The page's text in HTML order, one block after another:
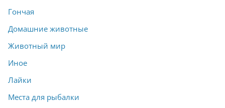
Гончая
Домашние животные
Животный мир
Иное
Лайки
Места для рыбалки